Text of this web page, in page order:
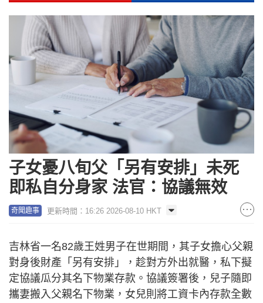
子女憂八旬父「另有安排」未死
即私自分身家 法官：協議無效
奇聞趣事 更新時間：16:26 2026-08-10 HKT
吉林省一名82歲王姓男子在世期間，其子女擔心父親
對身後財產「另有安排」，趁對方外出就醫，私下擬
定協議瓜分其名下物業存款。協議簽署後，兒子隨即
攜妻搬入父親名下物業，女兒則將工資卡內存款全數